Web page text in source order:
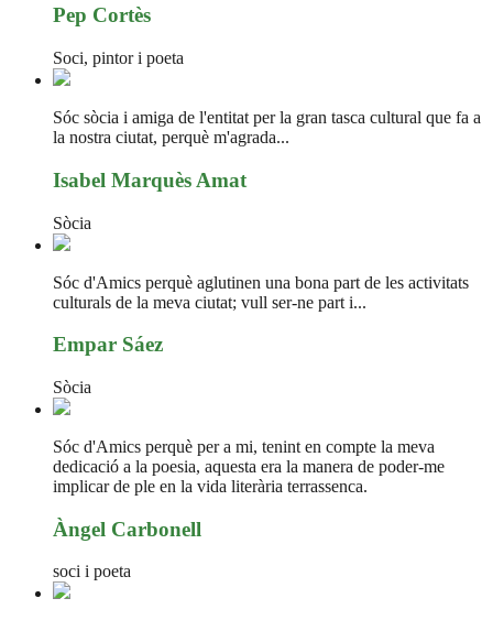
Pep Cortès
Soci, pintor i poeta
Sóc sòcia i amiga de l'entitat per la gran tasca cultural que fa a
la nostra ciutat, perquè m'agrada...
Isabel Marquès Amat
Sòcia
Sóc d'Amics perquè aglutinen una bona part de les activitats
culturals de la meva ciutat; vull ser-ne part i...
Empar Sáez
Sòcia
Sóc d'Amics perquè per a mi, tenint en compte la meva
dedicació a la poesia, aquesta era la manera de poder-me
implicar de ple en la vida literària terrassenca.
Àngel Carbonell
soci i poeta